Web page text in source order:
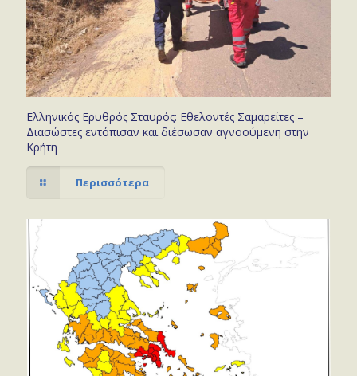
Ελληνικός Ερυθρός Σταυρός: Εθελοντές Σαμαρείτες –
Διασώστες εντόπισαν και διέσωσαν αγνοούμενη στην
Κρήτη
Περισσότερα